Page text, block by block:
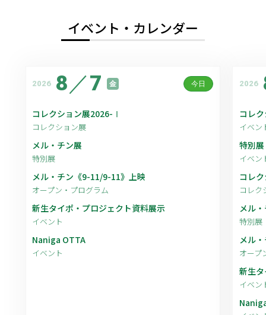
イベント・カレンダー
2026 8／7 金 今日
コレクション展2026-Ⅰ
コレクション展
メル・チン展
特別展
メル・チン《9-11/9-11》上映
オープン・プログラム
新生タイポ・プロジェクト資料展示
イベント
Naniga OTTA
イベント
2026
コレ
イベン
特別
イベン
コレ
コレク
メル
特別展
メル
オープ
新生
イベン